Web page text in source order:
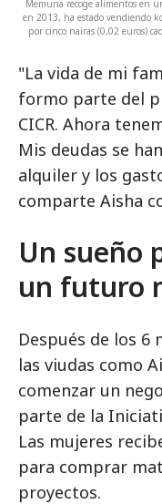
Memuna recoge alimentos en
en 2013, ha estado vendiendo
por cinco nairas (0,02 euros)
"La vida de mi
formo parte del
CICR. Ahora
Mis deudas se
alquiler y los
comparte Aisha
Un sueño
un futuro
Después de los 6
las viudas como
comenzar un
parte de la
Las mujeres
para comprar
proyectos.